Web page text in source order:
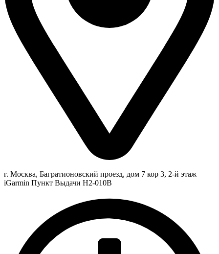
г. Москва, Багратионовский проезд, дом 7 кор 3, 2-й этаж
iGarmin Пункт Выдачи Н2-010В